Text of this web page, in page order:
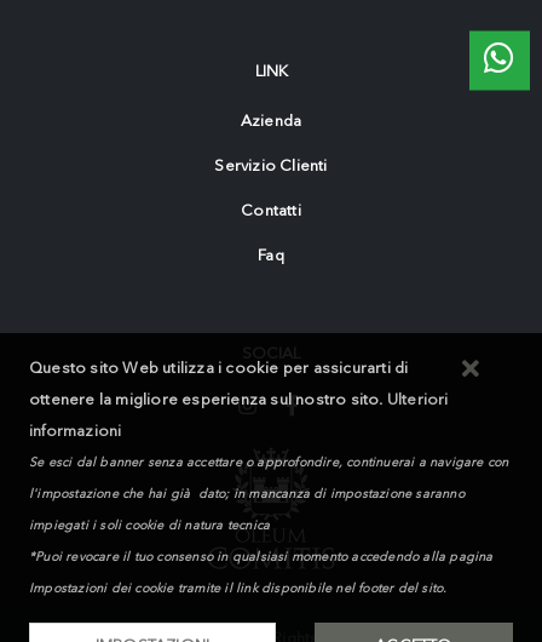
LINK
Azienda
Servizio Clienti
Contatti
Faq
MIKAND WAY S.r.l. © 2026. All Rights Reserved | Powered by
Questo sito Web utilizza i cookie per assicurarti di
ottenere la migliore esperienza sul nostro sito. Ulteriori
informazioni
Se esci dal banner senza accettare o approfondire, continuerai a navigare con
l'impostazione che hai già dato; in mancanza di impostazione saranno
impiegati i soli cookie di natura tecnica
*Puoi revocare il tuo consenso in qualsiasi momento accedendo alla pagina
Impostazioni dei cookie tramite il link disponibile nel footer del sito.